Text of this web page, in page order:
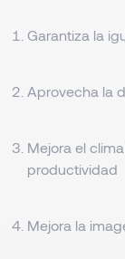
Garantiza la
Aprovecha la
Mejora el
productividad
Mejora la